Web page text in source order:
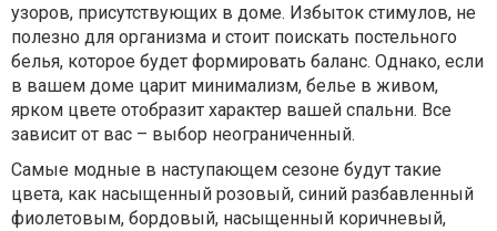
узоров, присутствующих в доме. Избыток стимулов, не
полезно для организма и стоит поискать постельного
белья, которое будет формировать баланс. Однако, если
в вашем доме царит минимализм, белье в живом,
ярком цвете отобразит характер вашей спальни. Все
зависит от вас – выбор неограниченный.
Самые модные в наступающем сезоне будут такие
цвета, как насыщенный розовый, синий разбавленный
фиолетовым, бордовый, насыщенный коричневый,